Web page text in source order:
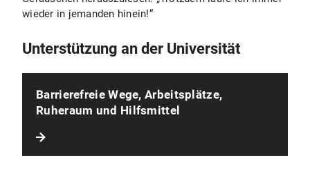
wieder in jemanden hinein!“
Unterstützung an der Universität
Barrierefreie Wege, Arbeitsplätze,
Ruheraum und Hilfsmittel